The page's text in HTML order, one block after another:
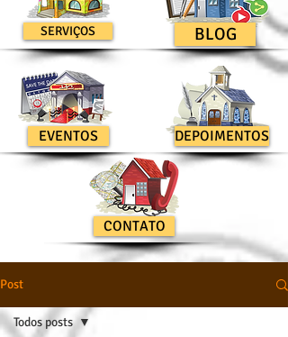
SERVIÇOS
EVENTOS
BLOG
DEPOIMENTOS
CONTATO
Post
Todos posts